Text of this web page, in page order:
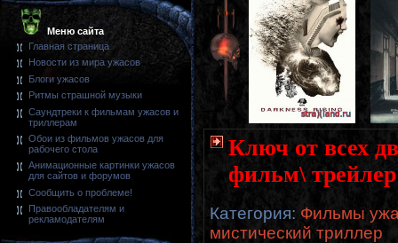
Меню сайта
Главная страница
Новости из мира ужасов
Блоги ужасов
Ритмы страшной музыки
Саундтреки к фильмам ужасов и
триллерам
Обои из фильмов ужасов для
рабочего стола
Анимационные картинки ужасов
для сайтов и форумов
Сообщить о проблеме!
Правообладателям и
рекламодателям
Ключ от всех
фильм\
Категория: Фильмы
мистический триллер